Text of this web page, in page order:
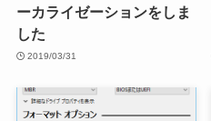
ーカライゼーションをしま
した
2019/03/31